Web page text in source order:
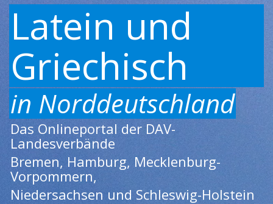
Latein und
Griechisch
in Norddeutschland
Das Onlineportal der DAV-
Landesverbände
Bremen, Hamburg, Mecklenburg-
Vorpommern,
Niedersachsen und Schleswig-Holstein